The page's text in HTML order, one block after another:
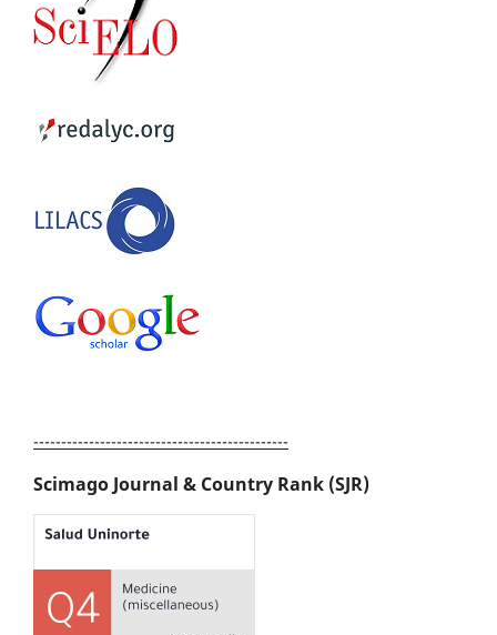
----------------------------------------------
Scimago Journal & Country Rank (SJR)